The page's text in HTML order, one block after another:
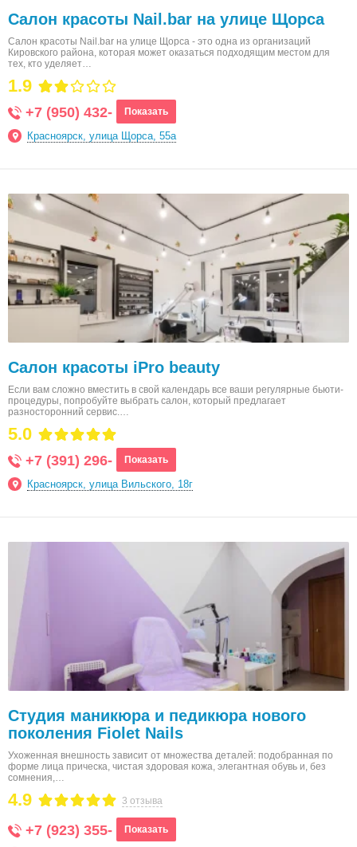
Салон красоты Nail.bar на улице Щорса
Салон красоты Nail.bar на улице Щорса - это одна из организаций
Кировского района, которая может оказаться подходящим местом для
тех, кто уделяет…
1.9
+7 (950) 432- Показать
Красноярск, улица Щорса, 55а
Салон красоты iPro beauty
Если вам сложно вместить в свой календарь все ваши регулярные бьюти-
процедуры, попробуйте выбрать салон, который предлагает
разносторонний сервис.…
5.0
+7 (391) 296- Показать
Красноярск, улица Вильского, 18г
Студия маникюра и педикюра нового
поколения Fiolet Nails
Ухоженная внешность зависит от множества деталей: подобранная по
форме лица прическа, чистая здоровая кожа, элегантная обувь и, без
сомнения,…
3 отзыва
4.9
+7 (923) 355- Показать